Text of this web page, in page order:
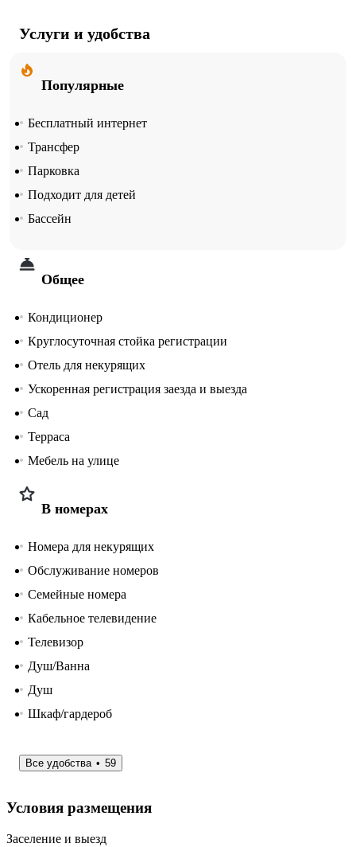
Услуги и удобства
Популярные
Бесплатный интернет
Трансфер
Парковка
Подходит для детей
Бассейн
Общее
Кондиционер
Круглосуточная стойка регистрации
Отель для некурящих
Ускоренная регистрация заезда и выезда
Сад
Терраса
Мебель на улице
В номерах
Номера для некурящих
Обслуживание номеров
Семейные номера
Кабельное телевидение
Телевизор
Душ/Ванна
Душ
Шкаф/гардероб
Все удобства 59
Условия размещения
Заселение и выезд